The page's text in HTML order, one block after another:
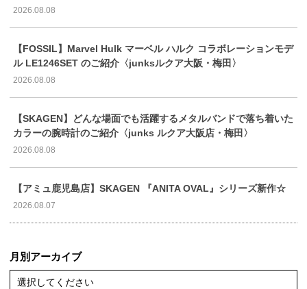
2026.08.08
【FOSSIL】Marvel Hulk マーベル ハルク コラボレーションモデ
ル LE1246SET のご紹介〈junksルクア大阪・梅田〉
2026.08.08
【SKAGEN】どんな場面でも活躍するメタルバンドで落ち着いた
カラーの腕時計のご紹介〈junks ルクア大阪店・梅田〉
2026.08.08
【アミュ鹿児島店】SKAGEN 『ANITA OVAL』シリーズ新作☆
2026.08.07
月別アーカイブ
選択してください